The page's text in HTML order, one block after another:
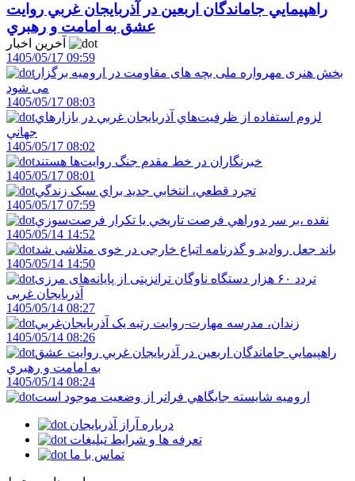
راهپيمايي جاماندگان اربعين در آذربايجان غربي روايت
عشق به امامت و رهبري
1405/05/17 09:59
بخش هنری مهرواره ملی بچه های مقاومت در ارومیه برگزار
می شود
1405/05/17 08:03
لزوم استفاده از ظرفيت‌هاي آذربايجان غربي در بازارهاي
جهاني
1405/05/17 08:02
خبرنگاران در خط مقدم جنگ روايت‌ها هستند
1405/05/17 08:01
تجرد قطعي، انتخابي جديد براي سبک زندگي
1405/05/17 07:59
نقده ،بر سر دوراهي فرصت تاريخي يا تکرار فرصت‌سوزي
1405/05/14 14:52
باند جعل روادید و گذرنامه اتباع خارجی در خوی متلاشی شد
1405/05/14 14:50
تردد ۶۰ هزار دستگاه ناوگان ترانزیتی از پایانه‌های مرزی
آذربایجان ‌غربی
1405/05/14 08:27
زندان، مدرسه مهارت-روايت رتبه يک آذربايجان‌غربي
1405/05/14 08:26
راهپيمايي جاماندگان اربعين در آذربايجان غربي روايت عشق
به امامت و رهبري
1405/05/14 08:24
اروميه شايسته جايگاهي فراتر از وضعيت موجود است
درباره آراز آذربایجان
تعرفه ها و شرایط تبلیغات
تماس با ما